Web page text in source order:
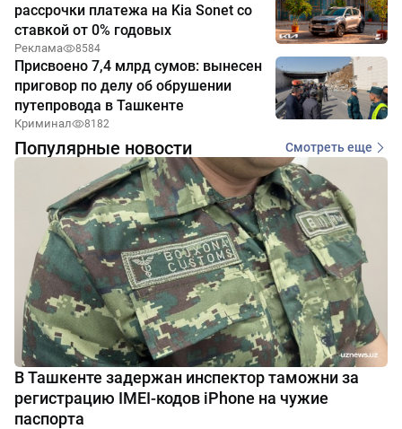
рассрочки платежа на Kia Sonet со
ставкой от 0% годовых
Реклама 8584
Присвоено 7,4 млрд сумов: вынесен
приговор по делу об обрушении
путепровода в Ташкенте
Криминал 8182
Популярные новости Смотреть еще
В Ташкенте задержан инспектор таможни за
регистрацию IMEI-кодов iPhone на чужие
паспорта